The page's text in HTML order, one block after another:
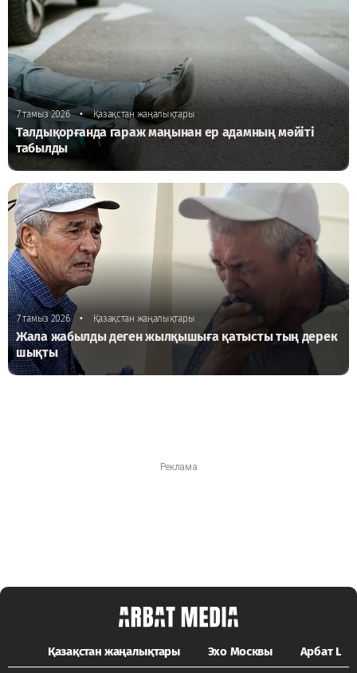
7 тамыз 2026 • Қазақстан жаңалықтары
Талдықорғанда гараж маңынан ер адамның мәйіті
табылды
7 тамыз 2026 • Қазақстан жаңалықтары
Жала жабылды деген жылқышыға қатысты тың дерек
шықты
Қазақстан жаңалықтары Эхо Москвы Арбат LIFE